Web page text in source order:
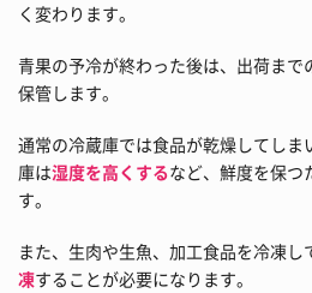
く変わります。
青果の予冷が終わった後は、出荷まで
保管します。
通常の冷蔵庫では食品が乾燥してし
庫は湿度を高くするなど、鮮度を保つ
す。
また、生肉や生魚、加工食品を冷凍し
凍することが必要になります。